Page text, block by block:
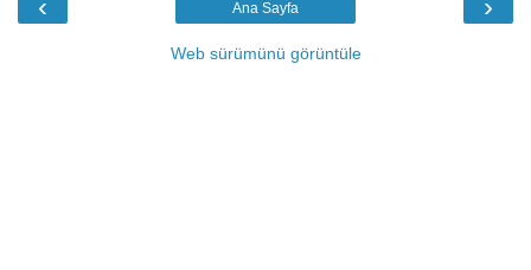
Ana Sayfa
Web sürümünü görüntüle